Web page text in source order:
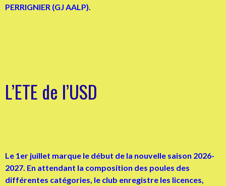
PERRIGNIER (GJ AALP).
L’ETE de l’USD
Le 1er juillet marque le début de la nouvelle saison 2026-
2027. En attendant la composition des poules des
différentes catégories, le club enregistre les licences,